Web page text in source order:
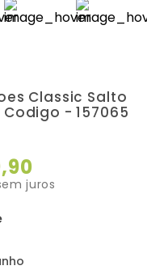
Classic Salto
- 157065
,90
juros